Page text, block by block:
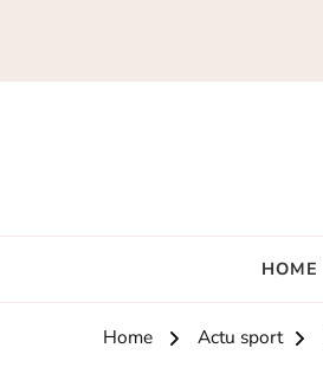
HOME
Home Actu sport